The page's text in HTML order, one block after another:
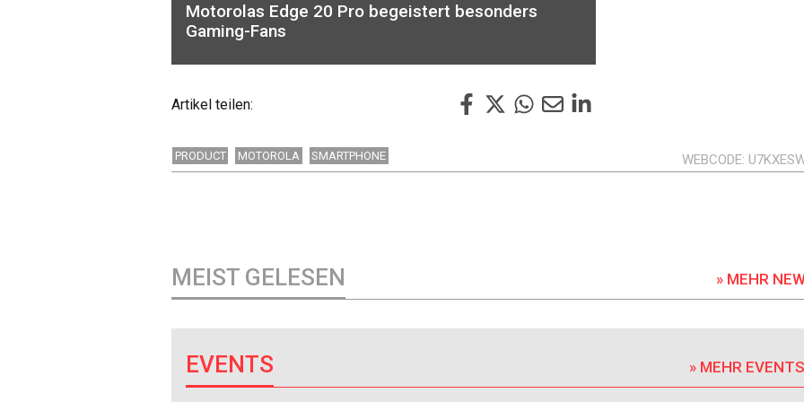
Motorolas Edge 20 Pro begeistert besonders
Gaming-Fans
Artikel teilen:
PRODUCT MOTOROLA SMARTPHONE WEBCODE
MEIST GELESEN » MEHR
EVENTS » MEHR EVENTS